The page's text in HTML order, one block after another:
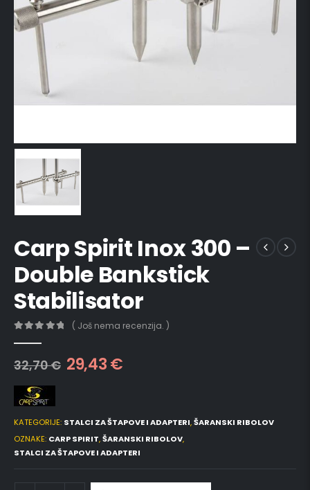
Carp Spirit Inox 300 –
Double Bankstick
Stabilisator
( Još nema recenzija. )
32,70€ 29,43€
KATEGORIJE: STALCI ZA ŠTAPOVE I ADAPTERI,ŠARANSKI RIBOLOV
OZNAKE: CARP SPIRIT,ŠARANSKI RIBOLOV,
STALCI ZA ŠTAPOVE I ADAPTERI